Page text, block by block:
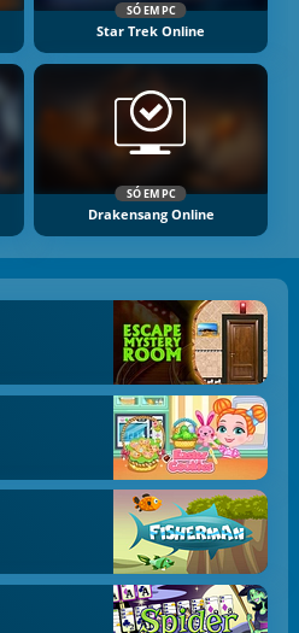
SÓ EM PC
Star Trek Online
SÓ EM PC
Drakensang Online